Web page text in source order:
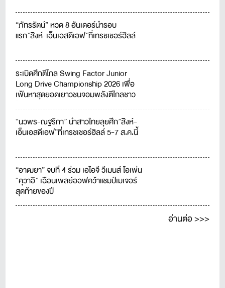
“ภัทรรัตน์” หวด 8 อันเดอร์นำรอบ
แรก”สิงห์-เอ็นเอสดีเอฟ”ที่เทรชเชอร์ฮิลล์
ระเบิดศึกตีไกล Swing Factor Junior
Long Drive Championship 2026 เพื่อ
เฟ้นหาสุดยอดเยาวชนจอมพลังตีไกลชาว
“นวพร-ณฐริกา” นำสาวไทยลุยศึก”สิงห์-
เอ็นเอสดีเอฟ”ที่เทรชเชอร์ฮิลล์ 5-7 ส.ค.นี้
“อาฒยา” จบที่ 4 ร่วม เอไอจี วีเมนส์ โอเพ่น
“คุวาอิ” เฉือนเพลย์ออฟคว้าแชมป์เมเจอร์
สุดท้ายของปี
อ่านต่อ >>>